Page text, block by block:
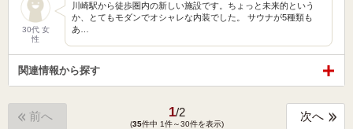
30代 女
性
川崎駅から徒歩圏内の新しい施設です。ちょっと未来的という
か、とてもモダンでオシャレな内装でした。 サウナが5種類も
あ…
関連情報から探す
前へ 1/2
(35件中 1件～30件を表示)
次へ